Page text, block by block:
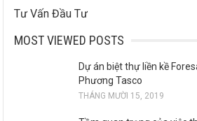
Tư Vấn Đầu Tư
MOST VIEWED POSTS
Dự án biệt thự liền kề
Phương Tasco
THÁNG MƯỜI 15, 2019